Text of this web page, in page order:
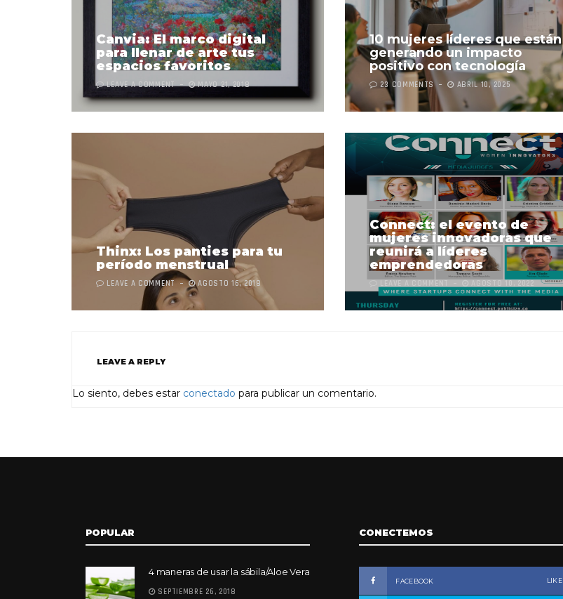
Canvia: El marco digital
para llenar de arte tus
espacios favoritos
LEAVE A COMMENT MAYO 21, 2018
10 mujeres líderes que están
generando un impacto
positivo con tecnología
23 COMMENTS ABRIL 10, 2025
Thinx: Los panties para tu
período menstrual
LEAVE A COMMENT AGOSTO 16, 2018
Connect: el evento de
mujeres innovadoras que
reunirá a líderes
emprendedoras
LEAVE A REPLY
Lo siento, debes estar conectado para publicar un comentario.
POPULAR
4 maneras de usar la sábila/Aloe Vera
SEPTIEMBRE 26, 2018
CONECTEMOS
FACEBOOK LIKE